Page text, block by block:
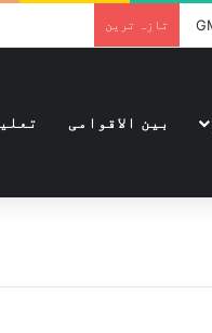
تازہ ترین
بین الاقوامی